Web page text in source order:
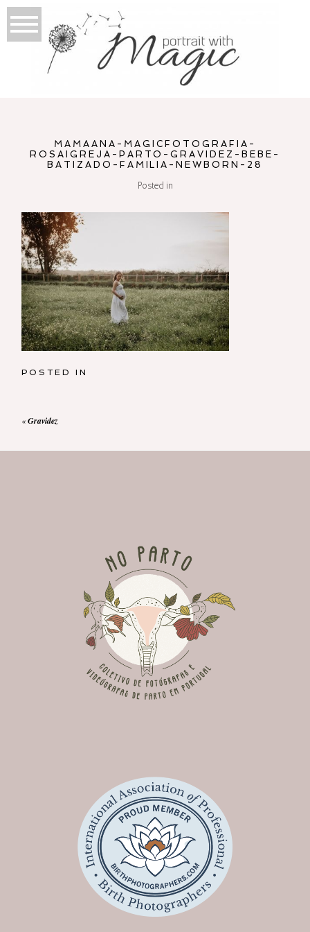
MAMAANA-MAGICFOTOGRAFIA-
ROSAIGREJA-PARTO-GRAVIDEZ-BEBE-
BATIZADO-FAMILIA-NEWBORN-28
Posted in
POSTED IN
«Gravidez